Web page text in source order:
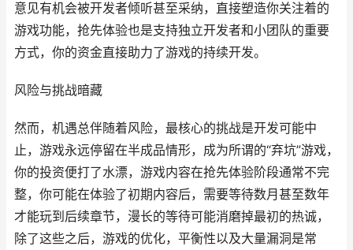
意见有机会被开发者倾听甚至采纳，直接塑造你关注着的
游戏功能，抢先体验也是支持独立开发者和小团队的重要
方式，你的资金直接助力了游戏的持续开发。
风险与挑战暗藏
然而，机遇总伴随着风险，最核心的挑战是开发可能中
止，游戏永远停留在半成品情形，成为所谓的“弃坑”游戏，
你的投资便打了水漂，游戏内容在抢先体验阶段通常不完
整，你可能在体验了初期内容后，需要等待数月甚至数年
才能玩到后续章节，漫长的等待可能消磨掉最初的热诚，
除了这些之后，游戏的优化，平衡性以及大量漏洞是常